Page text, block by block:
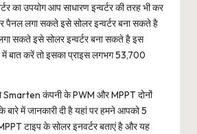
का उपयोग आप साधारण इन्वर्टर की तरह भी कर
पैनल लगा सकते इसे सोलर इन्वर्टर बना सकते है
सकते इसे सोलर इन्वर्टर बना सकते है इस
में बात करें तो इसका प्राइस लगभग 53,700
Smarten कंपनी के PWM और MPPT दोनों
बारे में जानकारी दी है यहां पर हमने आपको 5
टाइप के सोलर इनवर्टर बताएं है और यह